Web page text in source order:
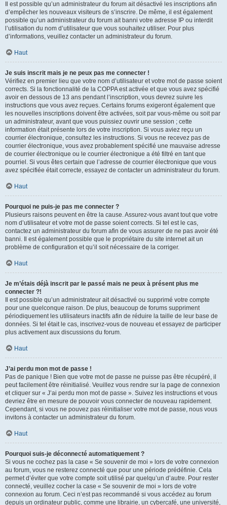
Il est possible qu’un administrateur du forum ait désactivé les inscriptions afin
d’empêcher les nouveaux visiteurs de s’inscrire. De même, il est également
possible qu’un administrateur du forum ait banni votre adresse IP ou interdit
l’utilisation du nom d’utilisateur que vous souhaitez utiliser. Pour plus
d’informations, veuillez contacter un administrateur du forum.
Haut
Je suis inscrit mais je ne peux pas me connecter !
Vérifiez en premier lieu que votre nom d’utilisateur et votre mot de passe soient
corrects. Si la fonctionnalité de la COPPA est activée et que vous avez spécifié
avoir en dessous de 13 ans pendant l’inscription, vous devrez suivre les
instructions que vous avez reçues. Certains forums exigeront également que
les nouvelles inscriptions doivent être activées, soit par vous-même ou soit par
un administrateur, avant que vous puissiez ouvrir une session ; cette
information était présente lors de votre inscription. Si vous aviez reçu un
courrier électronique, consultez les instructions. Si vous ne recevez pas de
courrier électronique, vous avez probablement spécifié une mauvaise adresse
de courrier électronique ou le courrier électronique a été filtré en tant que
pourriel. Si vous êtes certain que l’adresse de courrier électronique que vous
avez spécifiée était correcte, essayez de contacter un administrateur du forum.
Haut
Pourquoi ne puis-je pas me connecter ?
Plusieurs raisons peuvent en être la cause. Assurez-vous avant tout que votre
nom d’utilisateur et votre mot de passe soient corrects. Si tel est le cas,
contactez un administrateur du forum afin de vous assurer de ne pas avoir été
banni. Il est également possible que le propriétaire du site internet ait un
problème de configuration et qu’il soit nécessaire de la corriger.
Haut
Je m’étais déjà inscrit par le passé mais ne peux à présent plus me
connecter ?!
Il est possible qu’un administrateur ait désactivé ou supprimé votre compte
pour une quelconque raison. De plus, beaucoup de forums suppriment
périodiquement les utilisateurs inactifs afin de réduire la taille de leur base de
données. Si tel était le cas, inscrivez-vous de nouveau et essayez de participer
plus activement aux discussions du forum.
Haut
J’ai perdu mon mot de passe !
Pas de panique ! Bien que votre mot de passe ne puisse pas être récupéré, il
peut facilement être réinitialisé. Veuillez vous rendre sur la page de connexion
et cliquer sur « J’ai perdu mon mot de passe ». Suivez les instructions et vous
devriez être en mesure de pouvoir vous connecter de nouveau rapidement.
Cependant, si vous ne pouvez pas réinitialiser votre mot de passe, nous vous
invitons à contacter un administrateur du forum.
Haut
Pourquoi suis-je déconnecté automatiquement ?
Si vous ne cochez pas la case « Se souvenir de moi » lors de votre connexion
au forum, vous ne resterez connecté que pour une période prédéfinie. Cela
permet d’éviter que votre compte soit utilisé par quelqu’un d’autre. Pour rester
connecté, veuillez cocher la case « Se souvenir de moi » lors de votre
connexion au forum. Ceci n’est pas recommandé si vous accédez au forum
depuis un ordinateur public, comme une librairie, un cybercafé, une université,